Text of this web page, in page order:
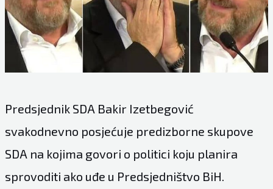
Predsjednik SDA Bakir Izetbegović
svakodnevno posjećuje predizborne skupove
SDA na kojima govori o politici koju planira
sprovoditi ako uđe u Predsjedništvo BiH.